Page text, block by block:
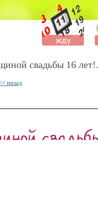
свадьбы 16 лет!.
назад